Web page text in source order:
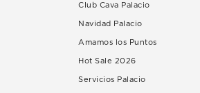
Club Cava Palacio
Navidad Palacio
Amamos los Puntos
Hot Sale 2026
Servicios Palacio